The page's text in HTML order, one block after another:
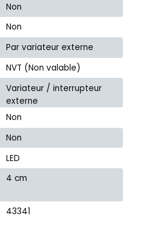
Non
Non
Par variateur externe
NVT (Non valable)
Variateur / interrupteur
externe
Non
Non
LED
4 cm
43341